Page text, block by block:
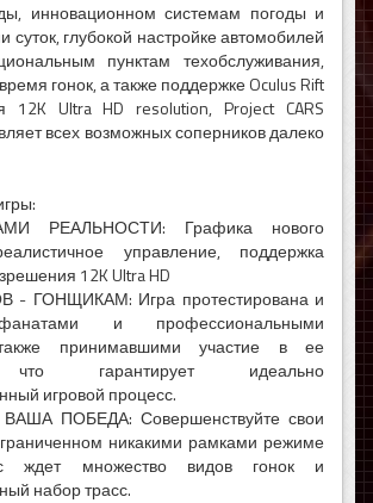
инновационном системам погоды и
глубокой настройке автомобилей
пунктам техобслуживания,
гонок, а также поддержке Oculus Rift
12K Ultra HD resolution, Project CARS
всех возможных соперников далеко
РЕАЛЬНОСТИ: Графика нового
управление, поддержка
12K Ultra HD
ГОНЩИКАМ: Игра протестирована и
и профессиональными
принимавшими участие в ее
что гарантирует идеально
игровой процесс.
ПОБЕДА: Совершенствуйте свои
никакими рамками режиме
ждет множество видов гонок и
набор трасс.